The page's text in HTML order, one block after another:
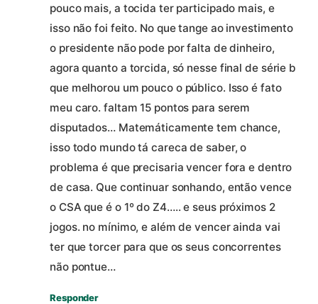
pouco mais, a tocida ter participado mais, e
isso não foi feito. No que tange ao investimento
o presidente não pode por falta de dinheiro,
agora quanto a torcida, só nesse final de série b
que melhorou um pouco o público. Isso é fato
meu caro. faltam 15 pontos para serem
disputados… Matemáticamente tem chance,
isso todo mundo tá careca de saber, o
problema é que precisaria vencer fora e dentro
de casa. Que continuar sonhando, então vence
o CSA que é o 1º do Z4….. e seus próximos 2
jogos. no mínimo, e além de vencer ainda vai
ter que torcer para que os seus concorrentes
não pontue…
Responder